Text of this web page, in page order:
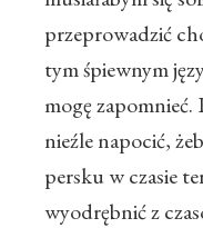
przeprowadzić
tym śpiewnym
mogę zapomnieć.
nieźle napocić,
persku w czasie
wyodrębnić z